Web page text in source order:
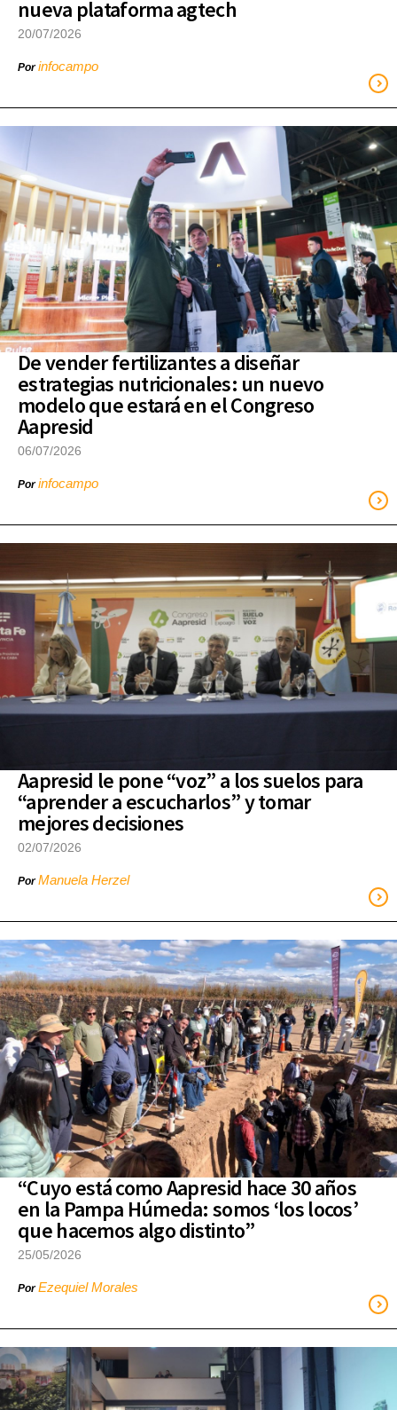
nueva plataforma agtech
20/07/2026
Porinfocampo
De vender fertilizantes a diseñar
estrategias nutricionales: un nuevo
modelo que estará en el Congreso
Aapresid
06/07/2026
Porinfocampo
Aapresid le pone “voz” a los suelos para
“aprender a escucharlos” y tomar
mejores decisiones
02/07/2026
PorManuela Herzel
“Cuyo está como Aapresid hace 30 años
en la Pampa Húmeda: somos ‘los locos’
que hacemos algo distinto”
25/05/2026
PorEzequiel Morales